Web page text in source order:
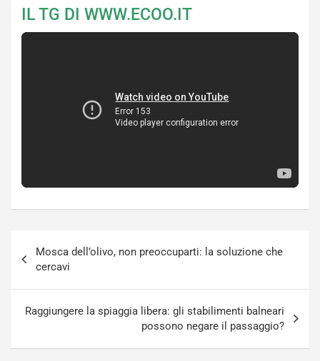
IL TG DI WWW.ECOO.IT
articoli
Mosca dell’olivo, non preoccuparti: la soluzione che
cercavi
Raggiungere la spiaggia libera: gli stabilimenti balneari
possono negare il passaggio?